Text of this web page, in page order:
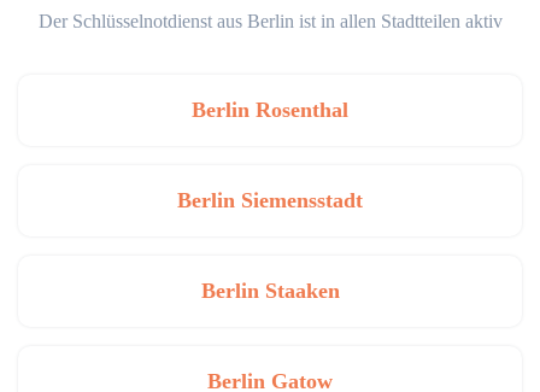
Der Schlüsselnotdienst aus Berlin ist in allen Stadtteilen aktiv
Berlin Rosenthal
Berlin Siemensstadt
Berlin Staaken
Berlin Gatow